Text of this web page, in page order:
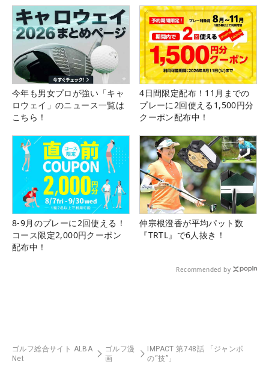
今年も男女プロが強い「キャ
ロウェイ」のニュース一覧は
こちら！
4日間限定配布！11月までの
プレーに2回使える1,500円分
クーポン配布中！
8-9月のプレーに2回使える！
コース限定2,000円クーポン
配布中！
仲宗根澄香が平均パット数
『TRTL』で6人抜き！
Recommended by
ゴルフ総合サイト ALBA
Net
ゴルフ漫
画
IMPACT 第748話 「ジャンボ
の“技”」